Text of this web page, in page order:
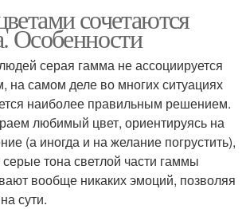
сочетаются
Особенности
серая гамма не ассоциируется
на самом деле во многих ситуациях
наиболее правильным решением.
любимый цвет, ориентируясь на
(а иногда и на желание погрустить),
тона светлой части гаммы
вообще никаких эмоций, позволяя
сути.